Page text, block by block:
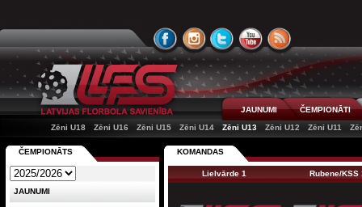
JAUNUMI
ČEMPIONĀTI
Zēni U18
Zēni U16 Zēni U15 Zēni U14 Zēni U13 Zēni U12 Zēni U11
KOMANDAS
Lielvārde 1 Rubene/KSS
ČEMPIONĀTS
JAUNUMI